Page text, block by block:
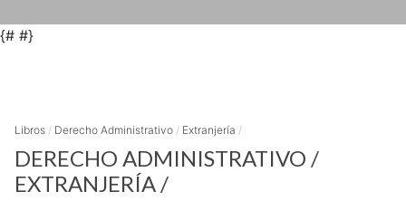
{# #}
Libros / Derecho Administrativo / Extranjería /
DERECHO ADMINISTRATIVO /
EXTRANJERÍA /